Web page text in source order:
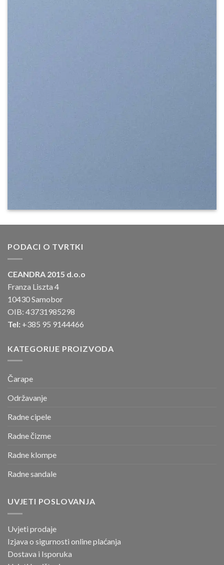
PODACI O TVRTKI
CEANDRA 2015 d.o.o
Franza Liszta 4
10430 Samobor
OIB: 43731985298
Tel: +385 95 9144466
KATEGORIJE PROIZVODA
Čarape
Održavanje
Radne cipele
Radne čizme
Radne klompe
Radne sandale
UVJETI POSLOVANJA
Uvjeti prodaje
Izjava o sigurnosti onlineplaćanja
Dostava i Isporuka